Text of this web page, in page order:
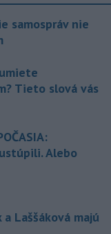
samospráv nie
Tieto slová vás
Alebo
Laššáková majú